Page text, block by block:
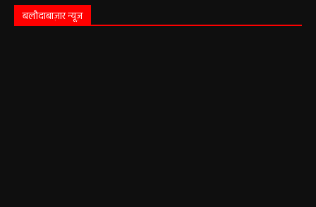
बलौदाबाज़ार न्यूज़